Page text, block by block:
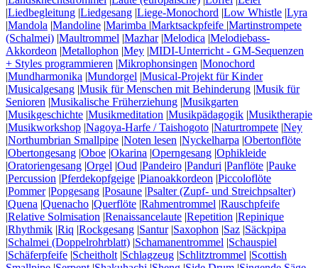
|Liedbegleitung |Liedgesang |Liege-Monochord |Low Whistle |Lyra
|Mandola |Mandoline |Marimba |Marktsackpfeife |Martinstrompete
(Schalmei) |Maultrommel |Mazhar|Melodica |Melodiebass-
Akkordeon |Metallophon |Mey |MIDI-Unterricht - GM-Sequenzen
+ Styles programmieren |Mikrophonsingen |Monochord
|Mundharmonika |Mundorgel |Musical-Projekt für Kinder
|Musicalgesang |Musik für Menschen mit Behinderung |Musik für
Senioren |Musikalische Früherziehung |Musikgarten
|Musikgeschichte |Musikmeditation |Musikpädagogik |Musiktherapie
|Musikworkshop |Nagoya-Harfe / Taishogoto |Naturtrompete |Ney
|Northumbrian Smallpipe |Noten lesen |Nyckelharpa |Obertonflöte
|Obertongesang |Oboe |Okarina |Operngesang |Ophikleide
|Oratoriengesang |Orgel |Oud |Pandeiro |Panduri |Panflöte |Pauke
|Percussion |Pferdekopfgeige |Pianoakkordeon |Piccoloflöte
|Pommer|Popgesang |Posaune |Psalter (Zupf- und Streichpsalter)
|Quena |Quenacho |Querflöte |Rahmentrommel |Rauschpfeife
|Relative Solmisation |Renaissancelaute |Repetition |Repinique
|Rhythmik |Riq |Rockgesang |Santur|Saxophon |Saz |Säckpipa
|Schalmei (Doppelrohrblatt) |Schamanentrommel |Schauspiel
|Schäferpfeife |Scheitholt|Schlagzeug |Schlitztrommel |Scottish